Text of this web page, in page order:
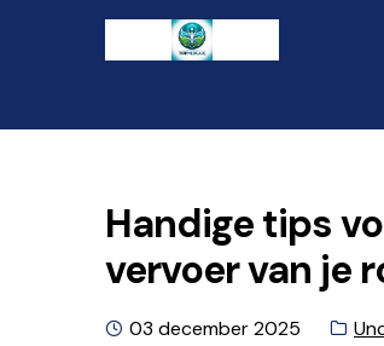
Handige tips
vervoer van je
Geplaatst
03 december 2025